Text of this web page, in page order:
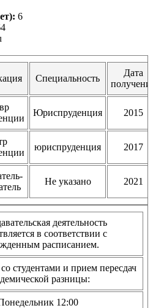
6
Специальность
Дата
Юриспруденция 2015
юриспруденция 2017
Не указано 2021
деятельность
в соответствии с
расписанием.
студентами и прием пересдач
разницы:
12:00